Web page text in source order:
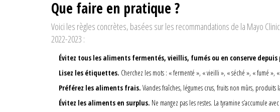
Que faire en pratique ?
Voici les règles concrètes, basées sur les recommandations de la Mayo
2022-2023 :
Évitez tous les aliments fermentés, vieillis, fumés ou en conserve depuis
Lisez les étiquettes. Cherchez les mots : « fermenté », « vieilli », « séché », « fumé »,
Préférez les aliments frais. Viandes fraîches, légumes crus, fruits non mûrs, produits
Évitez les aliments en surplus. Ne mangez pas les restes. La tyramine s’accumule